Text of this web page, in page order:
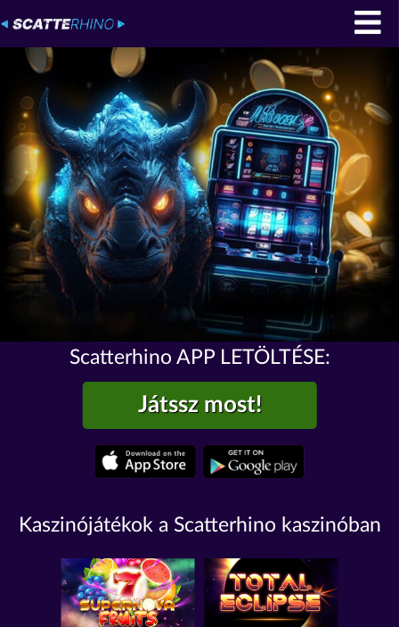
Scatterhino APP LETÖLTÉSE:
Játssz most!
Kaszinójátékok a Scatterhino kaszinóban